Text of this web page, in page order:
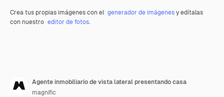
Crea tus propias imágenes con el generador de imágenesy edítalas
con nuestro editor de fotos.
Agente inmobiliario de vista lateral presentando casa
magnific